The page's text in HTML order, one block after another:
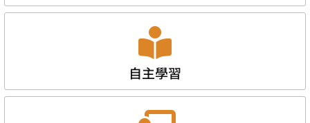
自主學習